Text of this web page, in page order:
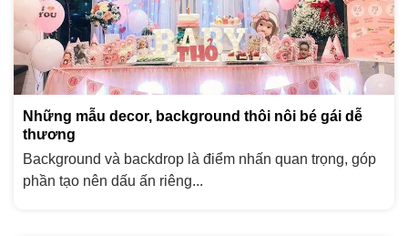
Những mẫu decor, background thôi nôi bé gái dễ
thương
Background và backdrop là điểm nhấn quan trọng, góp
phần tạo nên dấu ấn riêng...